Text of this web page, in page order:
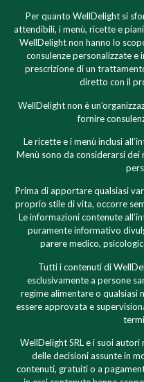
Per quanto WellDelight si
attendibili, i menù, ricette e
WellDelight non hanno lo
consulenze personalizzate e
prescrizione di un
diretto con il
WellDelight non è
fornire
Le ricette e i menù inclusi
Menù sono da considerarsi
Prima di apportare qualsiasi
proprio stile di vita, occorre
Le informazioni contenute
puramente informativo
parere medico,
Tutti i contenuti di
esclusivamente a persone
regime alimentare o
essere approvata e
WellDelight SRL e i suoi
delle decisioni assunte in
contenuti, gratuiti o a